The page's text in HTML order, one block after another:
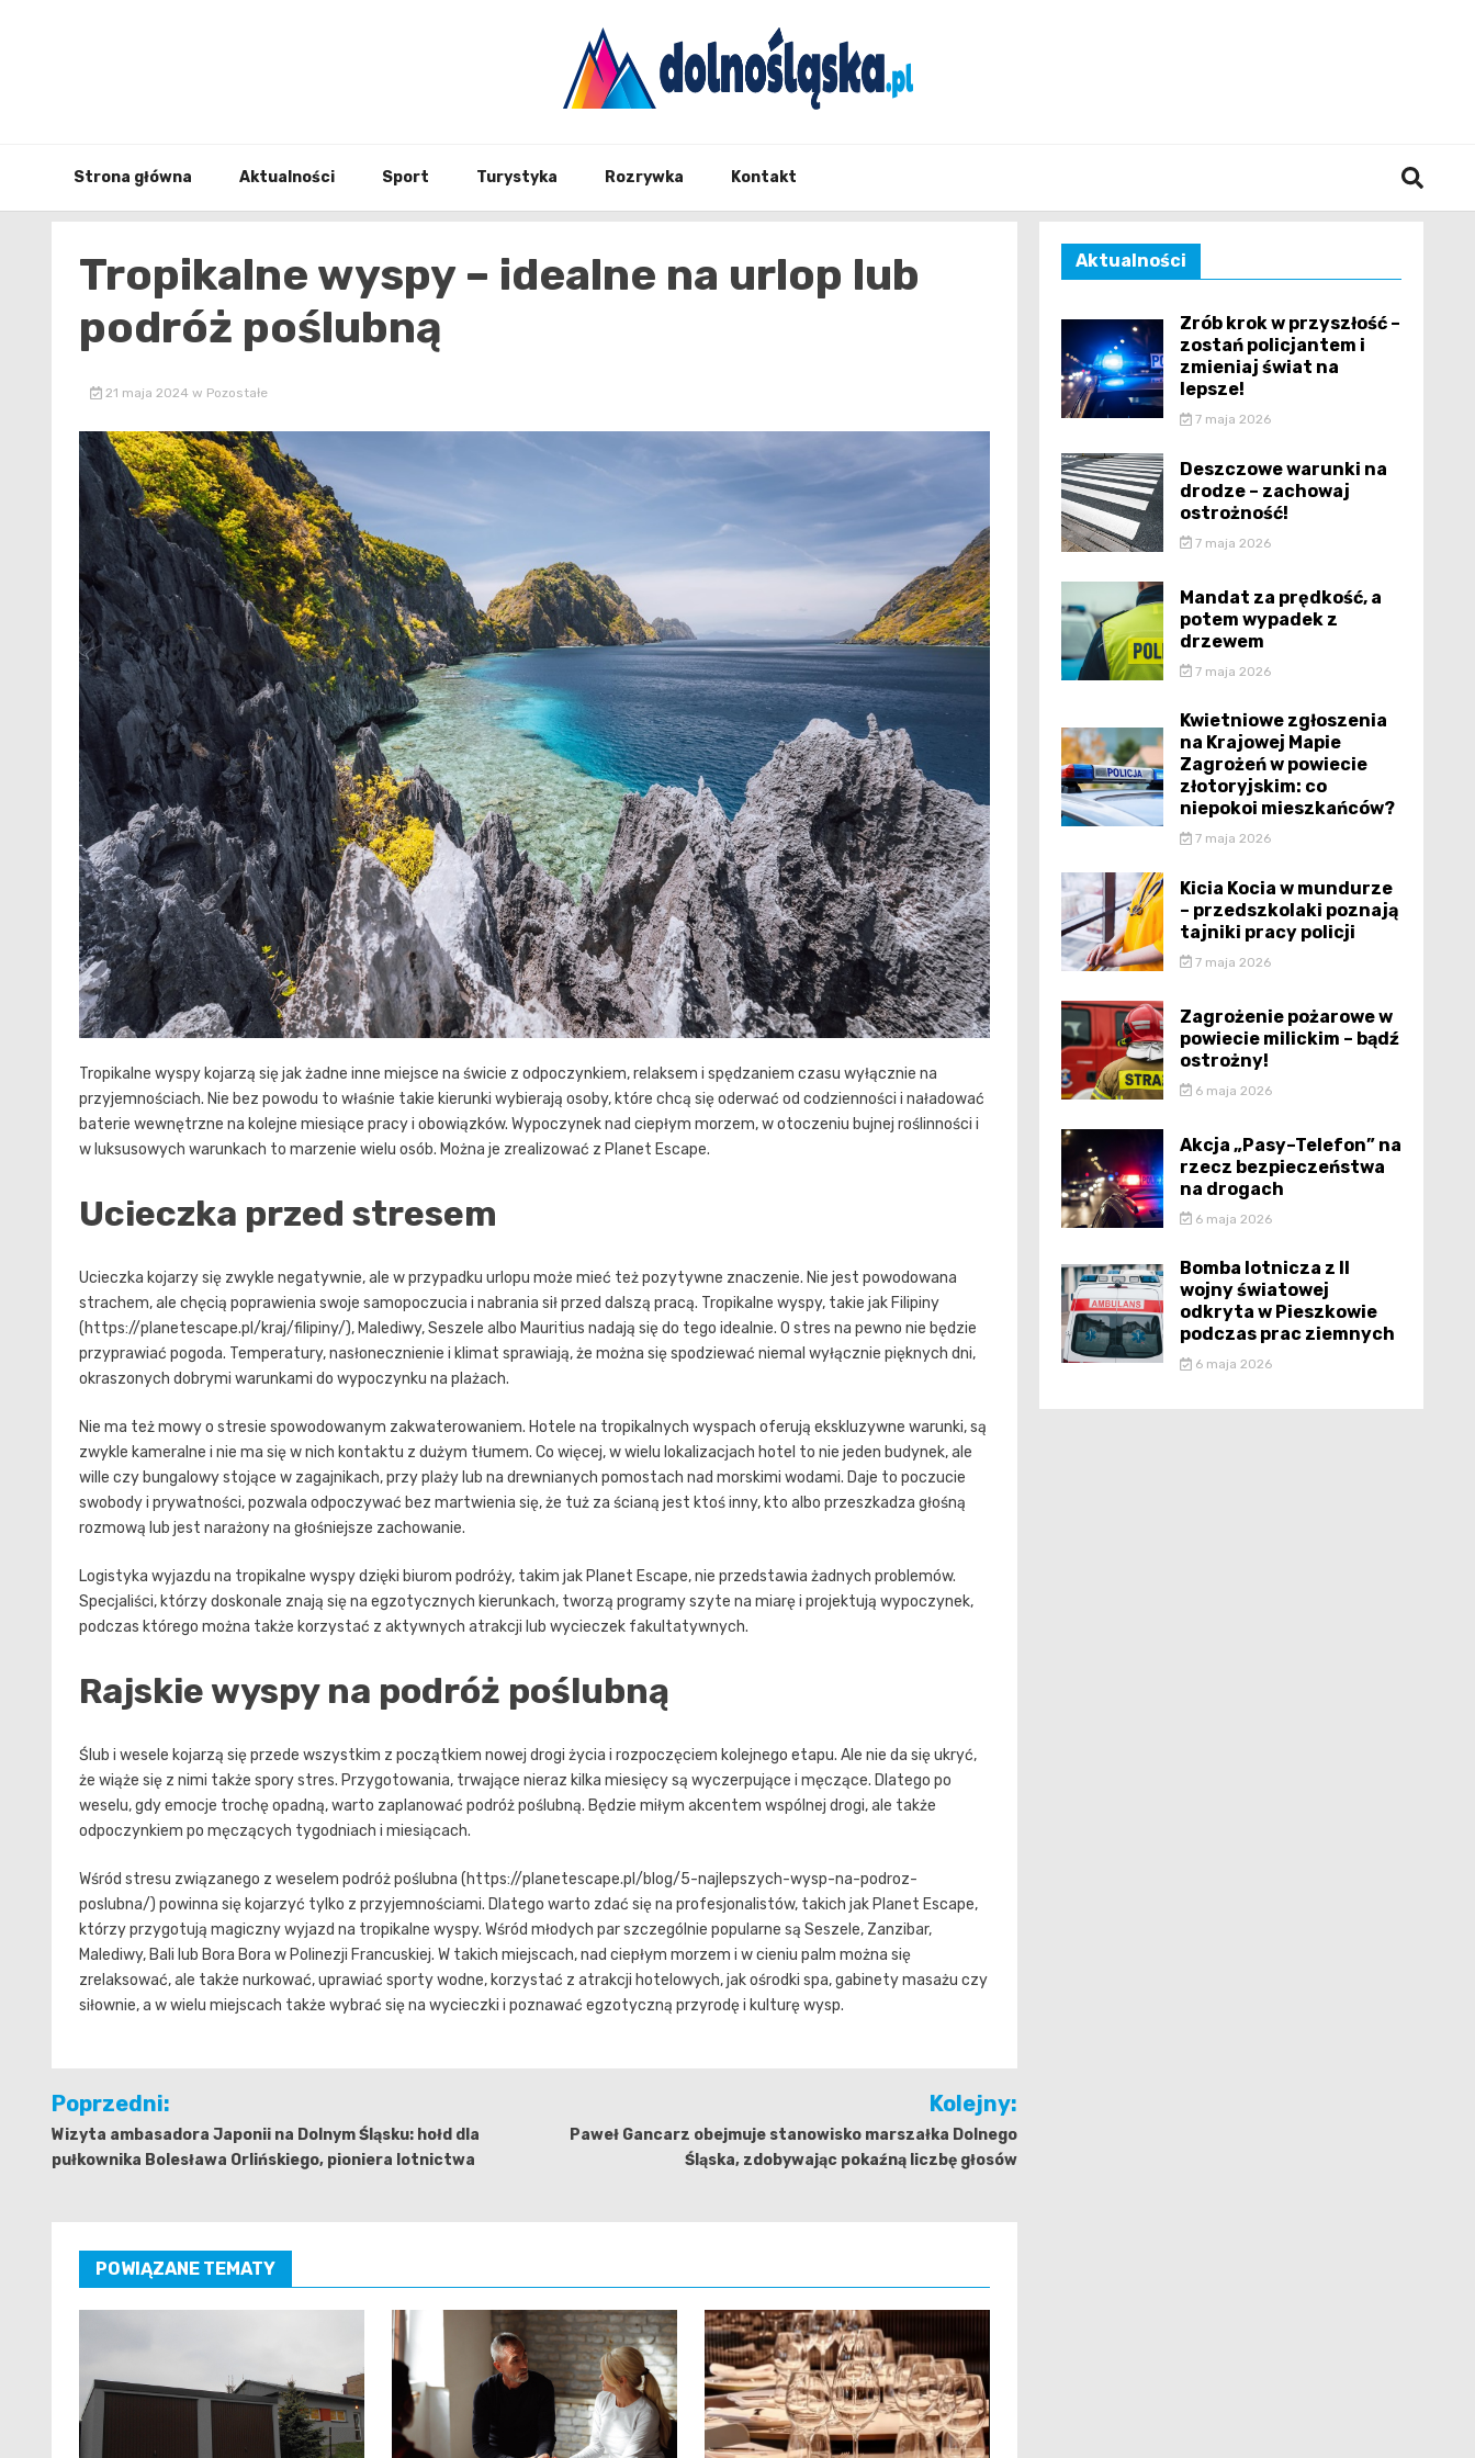
Strona główna Aktualności Sport Turystyka Rozrywka Kontakt
Tropikalne wyspy – idealne na urlop lub
podróż poślubną
21 maja 2024 w Pozostałe
Tropikalne wyspy kojarzą się jak żadne inne miejsce na świcie z odpoczynkiem, relaksem i spędzaniem czasu wyłącznie na
przyjemnościach. Nie bez powodu to właśnie takie kierunki wybierają osoby, które chcą się oderwać od codzienności i naładować
baterie wewnętrzne na kolejne miesiące pracy i obowiązków. Wypoczynek nad ciepłym morzem, w otoczeniu bujnej roślinności i
w luksusowych warunkach to marzenie wielu osób. Można je zrealizować z Planet Escape.
Ucieczka przed stresem
Ucieczka kojarzy się zwykle negatywnie, ale w przypadku urlopu może mieć też pozytywne znaczenie. Nie jest powodowana
strachem, ale chęcią poprawienia swoje samopoczucia i nabrania sił przed dalszą pracą. Tropikalne wyspy, takie jak Filipiny
(https://planetescape.pl/kraj/filipiny/), Malediwy, Seszele albo Mauritius nadają się do tego idealnie. O stres na pewno nie będzie
przyprawiać pogoda. Temperatury, nasłonecznienie i klimat sprawiają, że można się spodziewać niemal wyłącznie pięknych dni,
okraszonych dobrymi warunkami do wypoczynku na plażach.
Nie ma też mowy o stresie spowodowanym zakwaterowaniem. Hotele na tropikalnych wyspach oferują ekskluzywne warunki, są
zwykle kameralne i nie ma się w nich kontaktu z dużym tłumem. Co więcej, w wielu lokalizacjach hotel to nie jeden budynek, ale
wille czy bungalowy stojące w zagajnikach, przy plaży lub na drewnianych pomostach nad morskimi wodami. Daje to poczucie
swobody i prywatności, pozwala odpoczywać bez martwienia się, że tuż za ścianą jest ktoś inny, kto albo przeszkadza głośną
rozmową lub jest narażony na głośniejsze zachowanie.
Logistyka wyjazdu na tropikalne wyspy dzięki biurom podróży, takim jak Planet Escape, nie przedstawia żadnych problemów.
Specjaliści, którzy doskonale znają się na egzotycznych kierunkach, tworzą programy szyte na miarę i projektują wypoczynek,
podczas którego można także korzystać z aktywnych atrakcji lub wycieczek fakultatywnych.
Rajskie wyspy na podróż poślubną
Ślub i wesele kojarzą się przede wszystkim z początkiem nowej drogi życia i rozpoczęciem kolejnego etapu. Ale nie da się ukryć,
że wiąże się z nimi także spory stres. Przygotowania, trwające nieraz kilka miesięcy są wyczerpujące i męczące. Dlatego po
weselu, gdy emocje trochę opadną, warto zaplanować podróż poślubną. Będzie miłym akcentem wspólnej drogi, ale także
odpoczynkiem po męczących tygodniach i miesiącach.
Wśród stresu związanego z weselem podróż poślubna (https://planetescape.pl/blog/5-najlepszych-wysp-na-podroz-
poslubna/) powinna się kojarzyć tylko z przyjemnościami. Dlatego warto zdać się na profesjonalistów, takich jak Planet Escape,
którzy przygotują magiczny wyjazd na tropikalne wyspy. Wśród młodych par szczególnie popularne są Seszele, Zanzibar,
Malediwy, Bali lub Bora Bora w Polinezji Francuskiej. W takich miejscach, nad ciepłym morzem i w cieniu palm można się
zrelaksować, ale także nurkować, uprawiać sporty wodne, korzystać z atrakcji hotelowych, jak ośrodki spa, gabinety masażu czy
siłownie, a w wielu miejscach także wybrać się na wycieczki i poznawać egzotyczną przyrodę i kulturę wysp.
Nawigacja
wpisu
Poprzedni:
Wizyta ambasadora Japonii na Dolnym Śląsku: hołd dla
pułkownika Bolesława Orlińskiego, pioniera lotnictwa
Kolejny:
Paweł Gancarz obejmuje stanowisko marszałka Dolnego
Śląska, zdobywając pokaźną liczbę głosów
POWIĄZANE TEMATY
Aktualności
Zrób krok w przyszłość –
zostań policjantem i
zmieniaj świat na
lepsze!
7 maja 2026
Deszczowe warunki na
drodze – zachowaj
ostrożność!
7 maja 2026
Mandat za prędkość, a
potem wypadek z
drzewem
7 maja 2026
Kwietniowe zgłoszenia
na Krajowej Mapie
Zagrożeń w powiecie
złotoryjskim: co
niepokoi mieszkańców?
7 maja 2026
Kicia Kocia w mundurze
– przedszkolaki poznają
tajniki pracy policji
7 maja 2026
Zagrożenie pożarowe w
powiecie milickim – bądź
ostrożny!
6 maja 2026
Akcja „Pasy–Telefon” na
rzecz bezpieczeństwa
na drogach
6 maja 2026
Bomba lotnicza z II
wojny światowej
odkryta w Pieszkowie
podczas prac ziemnych
6 maja 2026